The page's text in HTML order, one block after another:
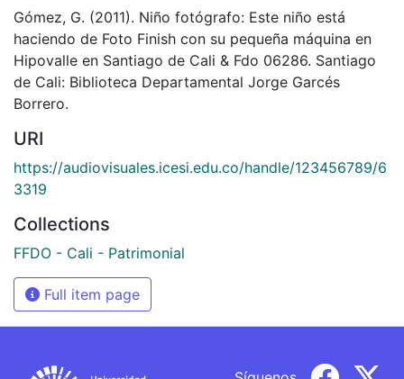
Gómez, G. (2011). Niño fotógrafo: Este niño está
haciendo de Foto Finish con su pequeña máquina en
Hipovalle en Santiago de Cali & Fdo 06286. Santiago
de Cali: Biblioteca Departamental Jorge Garcés
Borrero.
URI
https://audiovisuales.icesi.edu.co/handle/123456789/6
3319
Collections
FFDO - Cali - Patrimonial
Full item page